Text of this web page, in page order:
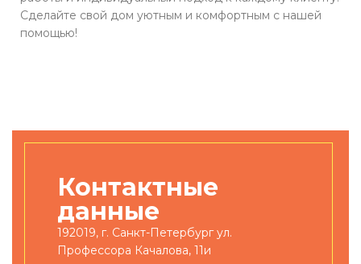
Сделайте свой дом уютным и комфортным с нашей
помощью!
Контактные
данные
192019, г. Санкт-Петербург ул.
Профессора Качалова, 11и